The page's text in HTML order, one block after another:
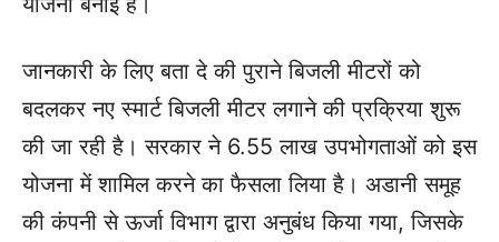
जानकारी के लिए बता दे की पुराने बिजली मीटरों को
बदलकर नए स्मार्ट बिजली मीटर लगाने की प्रक्रिया शुरू
की जा रही है। सरकार ने 6.55 लाख उपभोगताओं को इस
योजना में शामिल करने का फैसला लिया है। अडानी समूह
की कंपनी से ऊर्जा विभाग द्वारा अनुबंध किया गया, जिसके